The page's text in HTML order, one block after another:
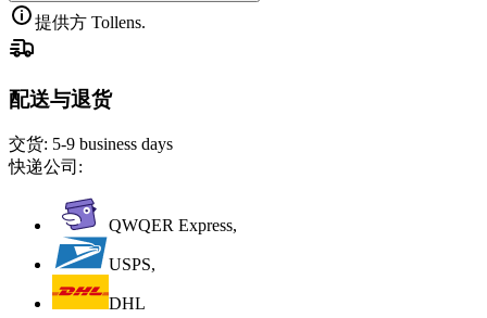
提供方 Tollens.
配送与退货
交货: 5-9 business days
快递公司:
QWQER Express,
USPS,
DHL